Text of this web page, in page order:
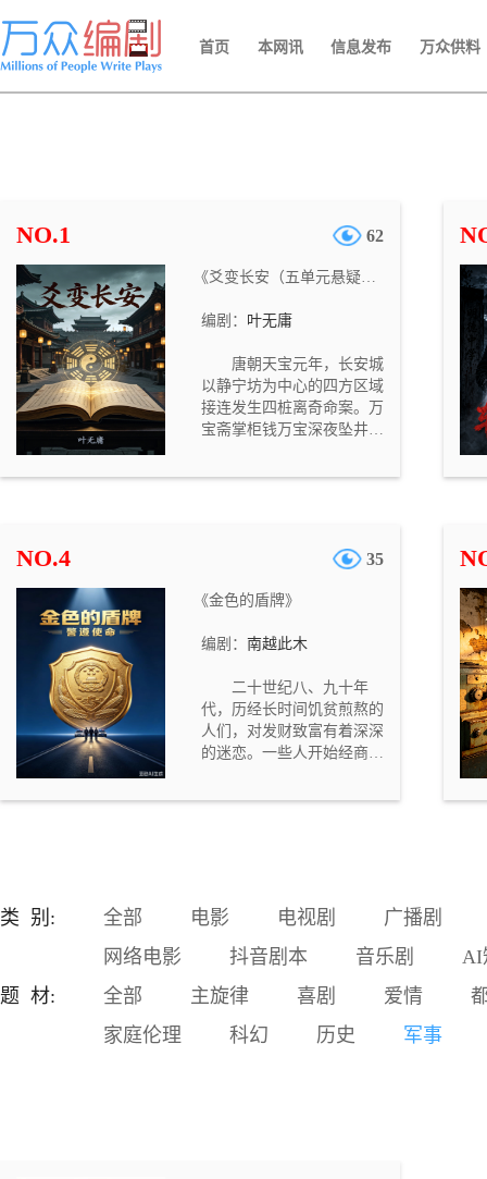
首页 本网讯 信息发布 万众供料
NO.1 62
《爻变长安（五单元悬疑网剧）》
编剧： 叶无庸
唐朝天宝元年，长安城
以静宁坊为中心的四方区域
接连发生四桩离奇命案。万
宝斋掌柜钱万宝深夜坠井溺
中被闷死，吏部主事应文昭
却都死于正时辰，现场均残
目击者称看到“白面鬼”出
鬼怪之说甚嚣尘上。 大理寺
卫大将军之女何楚卿、书吏
章成策、长安捕头杨剑组成
查案小组，逐一勘验现场、
梳理关联。随着调查深入，
子、卯、午、酉四个正时
杀戮，而是按照一套严密的
卦理布下的祭祀之局。
NO.4 35
《金色的盾牌》
编剧： 南越此木
二十世纪八、九十年
代，历经长时间饥贫煎熬的
人们，对发财致富有着深深
的迷恋。一些人开始经商发
速度的膨胀，有人按捺不住
内工作者。 广有前途的省机
关才子陈名星，离开舒适的
岗位，汇入浩大的经商团
体。不几年的时间，他的财
富成了那个时代的天文数
板，布满了时代富裕阶层和
类 别: 全部 电影 电视剧
广播剧
网络电影
抖音剧本 音乐剧
AI
题 材:
全部 主旋律 喜剧 爱情
家庭伦理
科幻 历史 军事